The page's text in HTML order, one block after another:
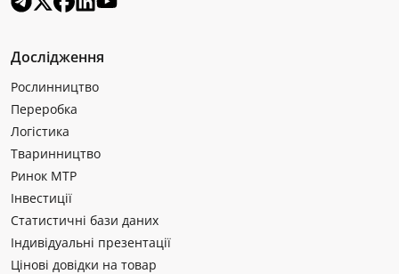
Дослідження
Рослинництво
Переробка
Логістика
Тваринництво
Ринок МТР
Інвестиції
Статистичні бази даних
Індивідуальні презентації
Цінові довідки на товар